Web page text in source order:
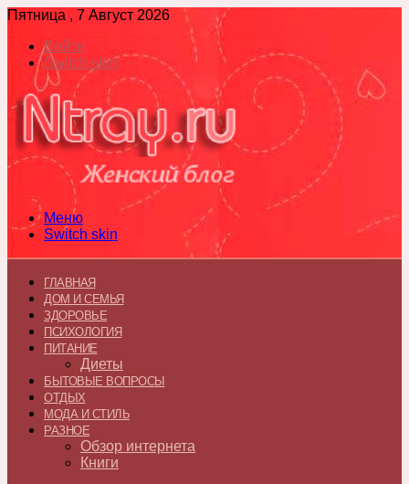
Пятница , 7 Август 2026
Войти
Switch skin
Меню
Switch skin
ГЛАВНАЯ
ДОМ И СЕМЬЯ
ЗДОРОВЬЕ
ПСИХОЛОГИЯ
ПИТАНИЕ
Диеты
БЫТОВЫЕ ВОПРОСЫ
ОТДЫХ
МОДА И СТИЛЬ
РАЗНОЕ
Обзор интернета
Книги